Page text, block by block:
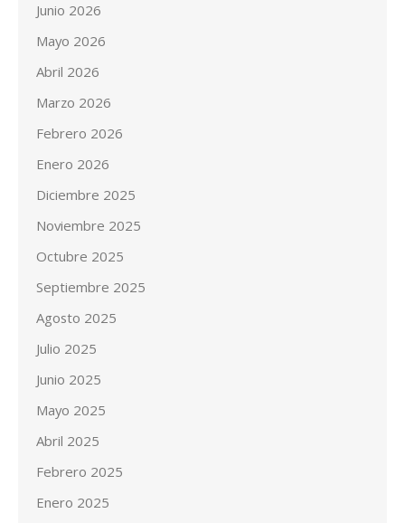
Junio 2026
Mayo 2026
Abril 2026
Marzo 2026
Febrero 2026
Enero 2026
Diciembre 2025
Noviembre 2025
Octubre 2025
Septiembre 2025
Agosto 2025
Julio 2025
Junio 2025
Mayo 2025
Abril 2025
Febrero 2025
Enero 2025